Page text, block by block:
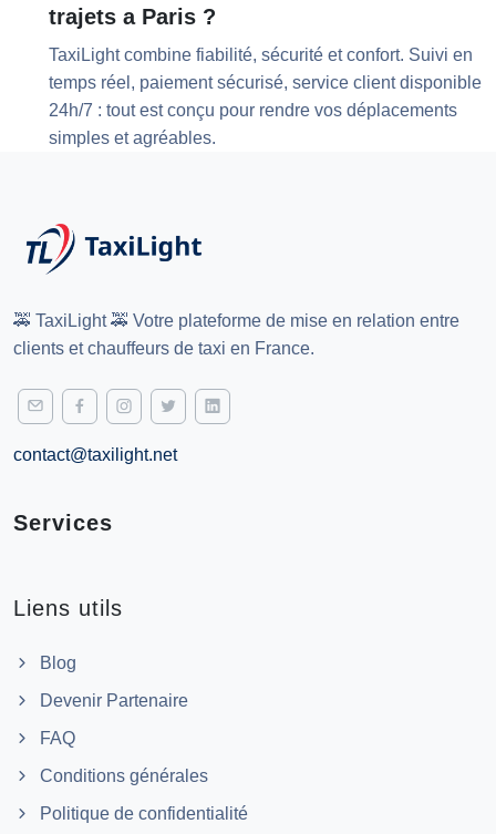
trajets a Paris ?
TaxiLight combine fiabilité, sécurité et confort. Suivi en
temps réel, paiement sécurisé, service client disponible
24h/7 : tout est conçu pour rendre vos déplacements
simples et agréables.
🚕 TaxiLight 🚕 Votre plateforme de mise en relation entre
clients et chauffeurs de taxi en France.
contact@taxilight.net
Services
Liens utils
Blog
Devenir Partenaire
FAQ
Conditions générales
Politique de confidentialité